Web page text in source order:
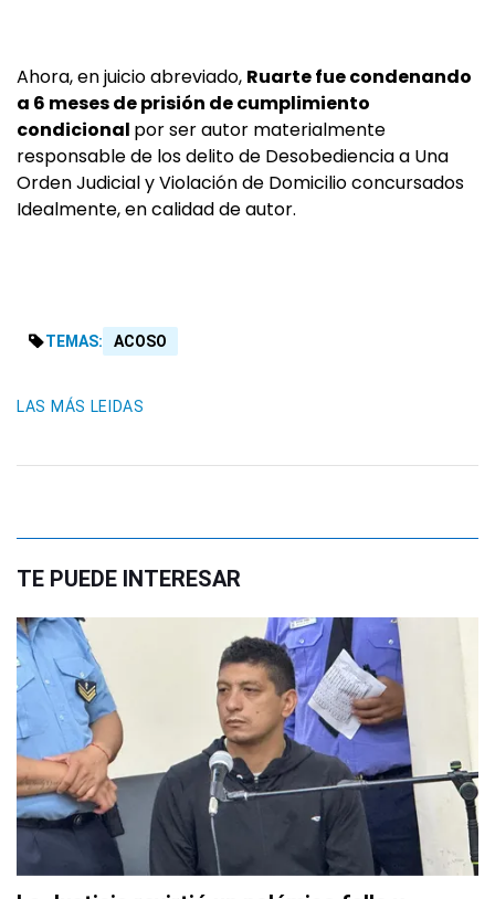
Ahora, en juicio abreviado, Ruarte fue condenando
a 6 meses de prisión de cumplimiento
condicional por ser autor materialmente
responsable de los delito de Desobediencia a Una
Orden Judicial y Violación de Domicilio concursados
Idealmente, en calidad de autor.
TEMAS: ACOSO
LAS MÁS LEIDAS
TE PUEDE INTERESAR